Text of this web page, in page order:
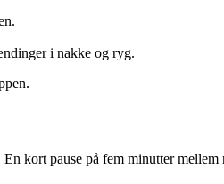
i nakke og ryg.
kort pause på fem minutter